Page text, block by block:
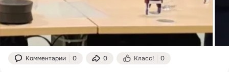
Комментарии 0 0 Класс! 0